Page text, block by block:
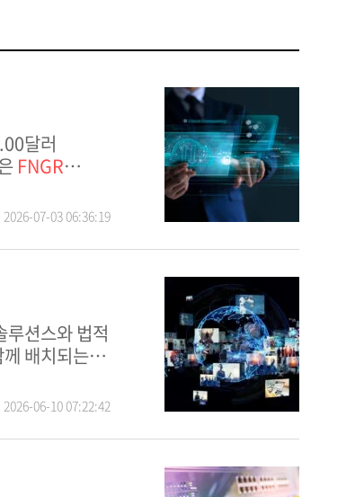
FNGR
2026-07-03 06:36:19
배치되는
2026-06-10 07:22:42